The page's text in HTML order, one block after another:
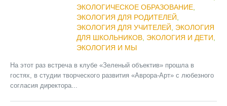
ЭКОЛОГИЧЕСКОЕ ОБРАЗОВАНИЕ,
ЭКОЛОГИЯ ДЛЯ РОДИТЕЛЕЙ
ЭКОЛОГИЯ ДЛЯ УЧИТЕЛЕЙ
ЭКОЛОГИЯ
ДЛЯ ШКОЛЬНИКОВ, ЭКОЛОГИЯ И ДЕТИ
ЭКОЛОГИЯ И МЫ
На этот раз встреча в клубе «Зеленый объектив» прошла в
гостях, в студии творческого развития «Аврора-Арт» с любезного
согласия директора...